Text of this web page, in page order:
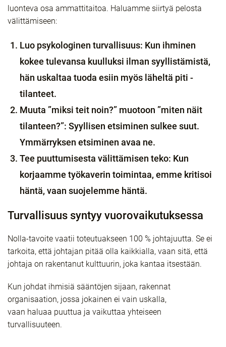
luonteva osa ammattitaitoa. Haluamme siirtyä pelosta
välittämiseen:
Luo psykologinen turvallisuus: Kun ihminen
kokee tulevansa kuulluksi ilman syyllistämistä,
hän uskaltaa tuoda esiin myös läheltä piti -
tilanteet.
Muuta ”miksi teit noin?” muotoon ”miten näit
tilanteen?”: Syyllisen etsiminen sulkee suut.
Ymmärryksen etsiminen avaa ne.
Tee puuttumisesta välittämisen teko: Kun
korjaamme työkaverin toimintaa, emme kritisoi
häntä, vaan suojelemme häntä.
Turvallisuus syntyy vuorovaikutuksessa
Nolla-tavoite vaatii toteutuakseen 100 % johtajuutta. Se ei
tarkoita, että johtajan pitää olla kaikkialla, vaan sitä, että
johtaja on rakentanut kulttuurin, joka kantaa itsestään.
Kun johdat ihmisiä sääntöjen sijaan, rakennat
organisaation, jossa jokainen ei vain uskalla,
vaan haluaa puuttua ja vaikuttaa yhteiseen
turvallisuuteen.